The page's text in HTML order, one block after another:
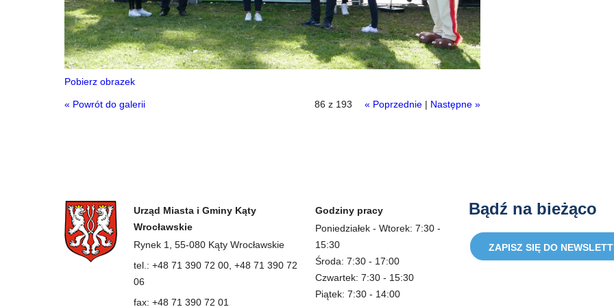
Pobierz obrazek
« Powrót do galerii 86 z 193 « Poprzednie| Następne »
Urząd Miasta i Gminy Kąty
Wrocławskie
Rynek 1, 55-080 Kąty Wrocławskie
tel.: +48 71 390 72 00, +48 71 390 72
06
fax: +48 71 390 72 01
Godziny pracy
Poniedziałek - Wtorek: 7:30 -
15:30
Środa: 7:30 - 17:00
Czwartek: 7:30 - 15:30
Piątek: 7:30 - 14:00
Bądź na bieżąco
ZAPISZ SIĘ DO